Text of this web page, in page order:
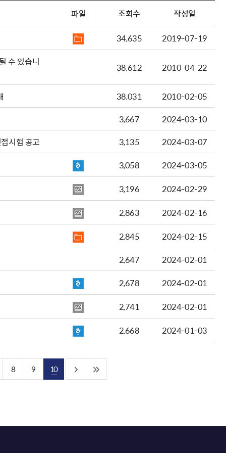
파일 조회수 작성일
34,635
2019-07-19
수 있습니
38,612 2010-04-22
38,031
2010-02-05
3,667
2024-03-10
시험 공고
3,135
2024-03-07
3,058
2024-03-05
3,196
2024-02-29
2,863
2024-02-16
2,845
2024-02-15
2,647
2024-02-01
2,678
2024-02-01
2,741
2024-02-01
2,668
2024-01-03
8 9 10